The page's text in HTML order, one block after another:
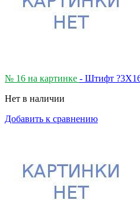
№ 16 на картинке - Штифт
Нет в наличии
Добавить к сравнению